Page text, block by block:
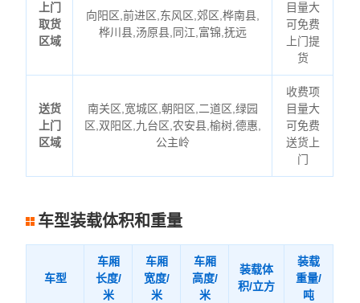
上门
取货
区域
向阳区,前进区,东风区,郊区,桦南县,
桦川县,汤原县,同江,富锦,抚远
目量大
可免费
上门提
货
送货
上门
区域
南关区,宽城区,朝阳区,二道区,绿园
区,双阳区,九台区,农安县,榆树,德惠,
公主岭
收费项
目量大
可免费
送货上
门
车型装载体积和重量
车型
车厢
长度/
米
车厢
宽度/
米
车厢
高度/
米
装载体
积/立方
装载
重量/
吨